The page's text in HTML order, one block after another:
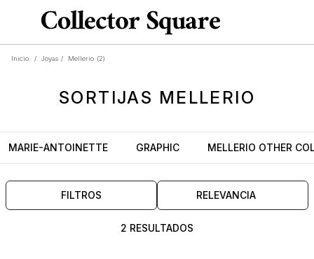
Inicio / Joyas / Mellerio (2)
SORTIJAS MELLERIO
MARIE-ANTOINETTE GRAPHIC MELLERIO OTHER
FILTROS RELEVANCIA
2 RESULTADOS